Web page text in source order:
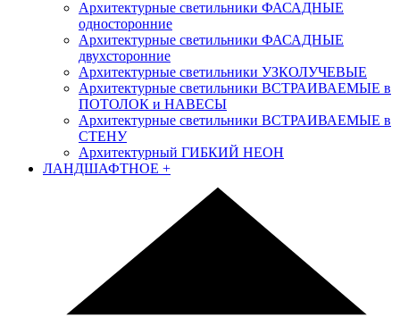
Архитектурные светильники ФАСАДНЫЕ
односторонние
Архитектурные светильники ФАСАДНЫЕ
двухсторонние
Архитектурные светильники УЗКОЛУЧЕВЫЕ
Архитектурные светильники ВСТРАИВАЕМЫЕ в
ПОТОЛОК и НАВЕСЫ
Архитектурные светильники ВСТРАИВАЕМЫЕ в
СТЕНУ
Архитектурный ГИБКИЙ НЕОН
ЛАНДШАФТНОЕ +